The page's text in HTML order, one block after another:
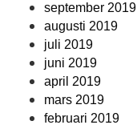
september 2019
augusti 2019
juli 2019
juni 2019
april 2019
mars 2019
februari 2019